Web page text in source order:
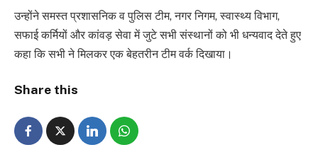
उन्होंने समस्त प्रशासनिक व पुलिस टीम, नगर निगम, स्वास्थ्य विभाग,
सफाई कर्मियों और कांवड़ सेवा में जुटे सभी संस्थानों को भी धन्यवाद देते हुए
कहा कि सभी ने मिलकर एक बेहतरीन टीम वर्क दिखाया।
Share this